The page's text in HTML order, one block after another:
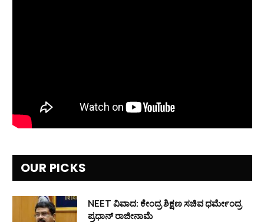
OUR PICKS
NEET ವಿವಾದ: ಕೇಂದ್ರ ಶಿಕ್ಷಣ ಸಚಿವ ಧರ್ಮೇಂದ್ರ
ಪ್ರಧಾನ್ ರಾಜೀನಾಮೆ